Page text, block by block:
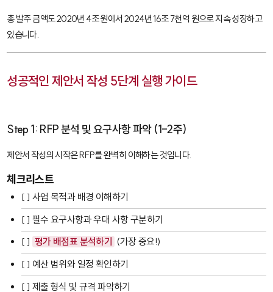
총 발주 금액도 2020년 4조 원에서 2024년 16조 7천억 원으로 지속 성장하고
있습니다.
성공적인 제안서 작성 5단계 실행 가이드
Step 1: RFP 분석 및 요구사항 파악 (1-2주)
제안서 작성의 시작은 RFP를 완벽히 이해하는 것입니다.
체크리스트
[ ] 사업 목적과 배경 이해하기
[ ] 필수 요구사항과 우대 사항 구분하기
[ ] 평가 배점표 분석하기
(가장 중요!)
[ ] 예산 범위와 일정 확인하기
[ ] 제출 형식 및 규격 파악하기